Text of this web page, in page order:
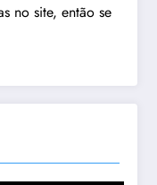
no site, então se